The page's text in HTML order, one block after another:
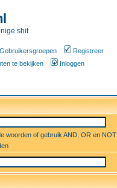
shit
Gebruikersgroepen
Registreer
te bekijken Inloggen
woorden of gebruik AND, OR en NOT